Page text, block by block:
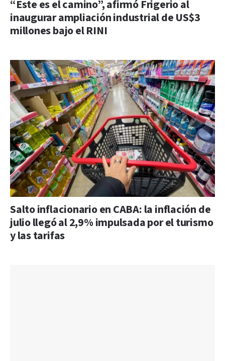
“Este es el camino”, afirmó Frigerio al
inaugurar ampliación industrial de US$3
millones bajo el RINI
Salto inflacionario en CABA: la inflación de
julio llegó al 2,9% impulsada por el turismo
y las tarifas